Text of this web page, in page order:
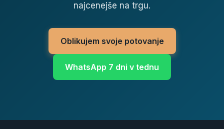
najcenejše na trgu.
Oblikujem svoje potovanje
WhatsApp 7 dni v tednu